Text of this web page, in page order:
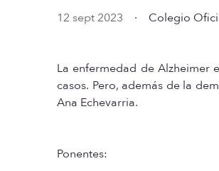
Otras prestaciones
12 sept 2023 · Colegio
La enfermedad de Alzheimer
casos. Pero, además de la
Ana Echevarria.
Ponentes: